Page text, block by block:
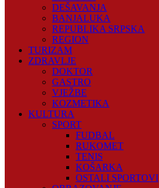
DEŠAVANJA
BANJALUKA
REPUBLIKA SRPSKA
REGION
TURIZAM
ZDRAVLJE
DOKTOR
GASTRO
VJEŽBE
KOZMETIKA
KULTURA
SPORT
FUDBAL
RUKOMET
TENIS
KOŠARKA
OSTALI SPORTOVI